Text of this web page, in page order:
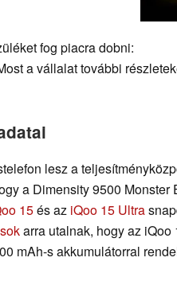
fog piacra dobni:
a vállalat további
lesz a
a Dimensity 9500 Monster
15és az iQoo 15 Ultra
arra utalnak, hogy az iQoo
mAh-s akkumulátorral